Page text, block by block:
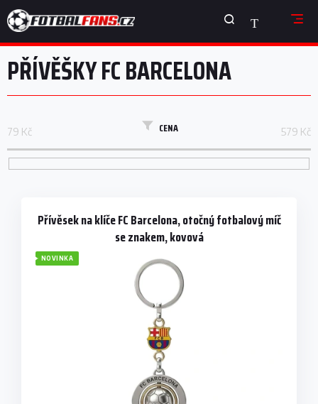
na
obsah
NÁKUPNÍ
KOŠÍK
PŘÍVĚŠKY FC BARCELONA
CENA
79 Kč 579 Kč
Přívěsek na klíče FC Barcelona, otočný fotbalový míč
se znakem, kovová
NOVINKA